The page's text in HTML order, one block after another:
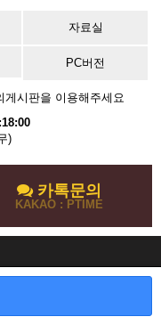
자료실
PC버전
시판을 이용해주세요
)
카톡문의
KAKAO : PTIME